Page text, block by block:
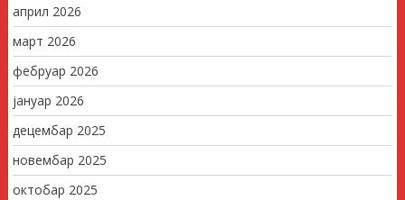
април 2026
март 2026
фебруар 2026
јануар 2026
децембар 2025
новембар 2025
октобар 2025